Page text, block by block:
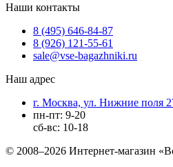
Наши контакты
8 (495) 646-84-87
8 (926) 121-55-61
sale@vse-bagazhniki.ru
Наш адрес
г. Москва, ул. Нижние поля
пн-пт: 9-20
сб-вс: 10-18
© 2008–2026 Интернет-магазин